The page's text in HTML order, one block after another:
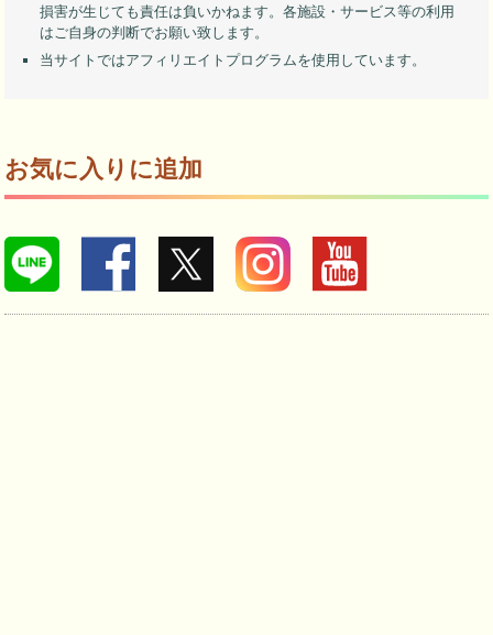
損害が生じても責任は負いかねます。各施設・サービス等の利用
はご自身の判断でお願い致します。
当サイトではアフィリエイトプログラムを使用しています。
お気に入りに追加